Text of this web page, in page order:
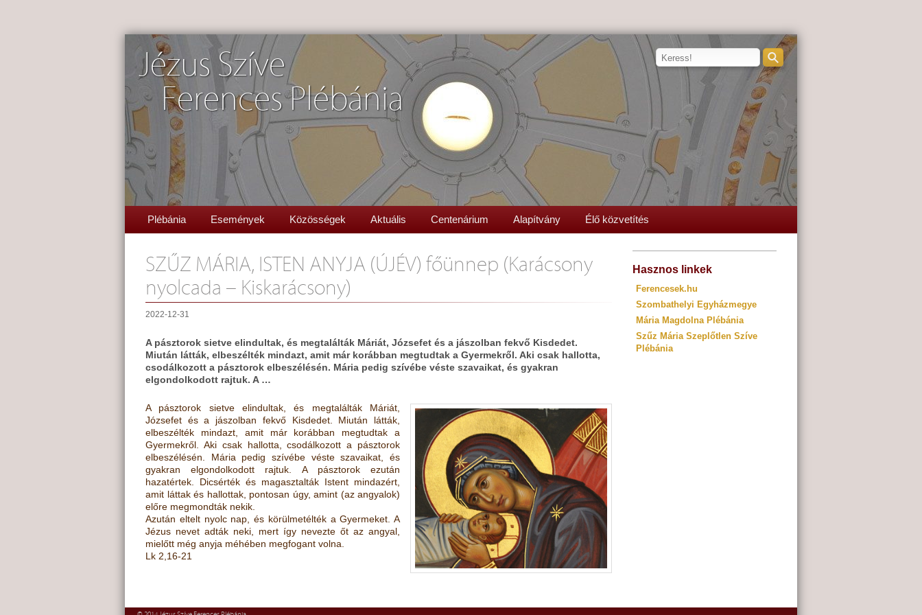
Jézus Szíve
Ferences Plébánia
Plébánia Események Közösségek Aktuális Centenárium Alapítvány Élő közvetítés
SZŰZ MÁRIA, ISTEN ANYJA (ÚJÉV) főünnep (Karácsony
nyolcada – Kiskarácsony)
2022-12-31
A pásztorok sietve elindultak, és megtalálták Máriát, Józsefet és a jászolban fekvő Kisdedet.
Miután látták, elbeszélték mindazt, amit már korábban megtudtak a Gyermekről. Aki csak hallotta,
csodálkozott a pásztorok elbeszélésén. Mária pedig szívébe véste szavaikat, és gyakran
elgondolkodott rajtuk. A …
A pásztorok sietve elindultak, és megtalálták Máriát,
Józsefet és a jászolban fekvő Kisdedet. Miután látták,
elbeszélték mindazt, amit már korábban megtudtak a
Gyermekről. Aki csak hallotta, csodálkozott a pásztorok
elbeszélésén. Mária pedig szívébe véste szavaikat, és
gyakran elgondolkodott rajtuk. A pásztorok ezután
hazatértek. Dicsérték és magasztalták Istent mindazért,
amit láttak és hallottak, pontosan úgy, amint (az angyalok)
előre megmondták nekik.
Azután eltelt nyolc nap, és körülmetélték a Gyermeket. A
Jézus nevet adták neki, mert így nevezte őt az angyal,
mielőtt még anyja méhében megfogant volna.
Lk 2,16-21
Hasznos linkek
Ferencesek.hu
Szombathelyi Egyházmegye
Mária Magdolna Plébánia
Szűz Mária Szeplőtlen Szíve
Plébánia